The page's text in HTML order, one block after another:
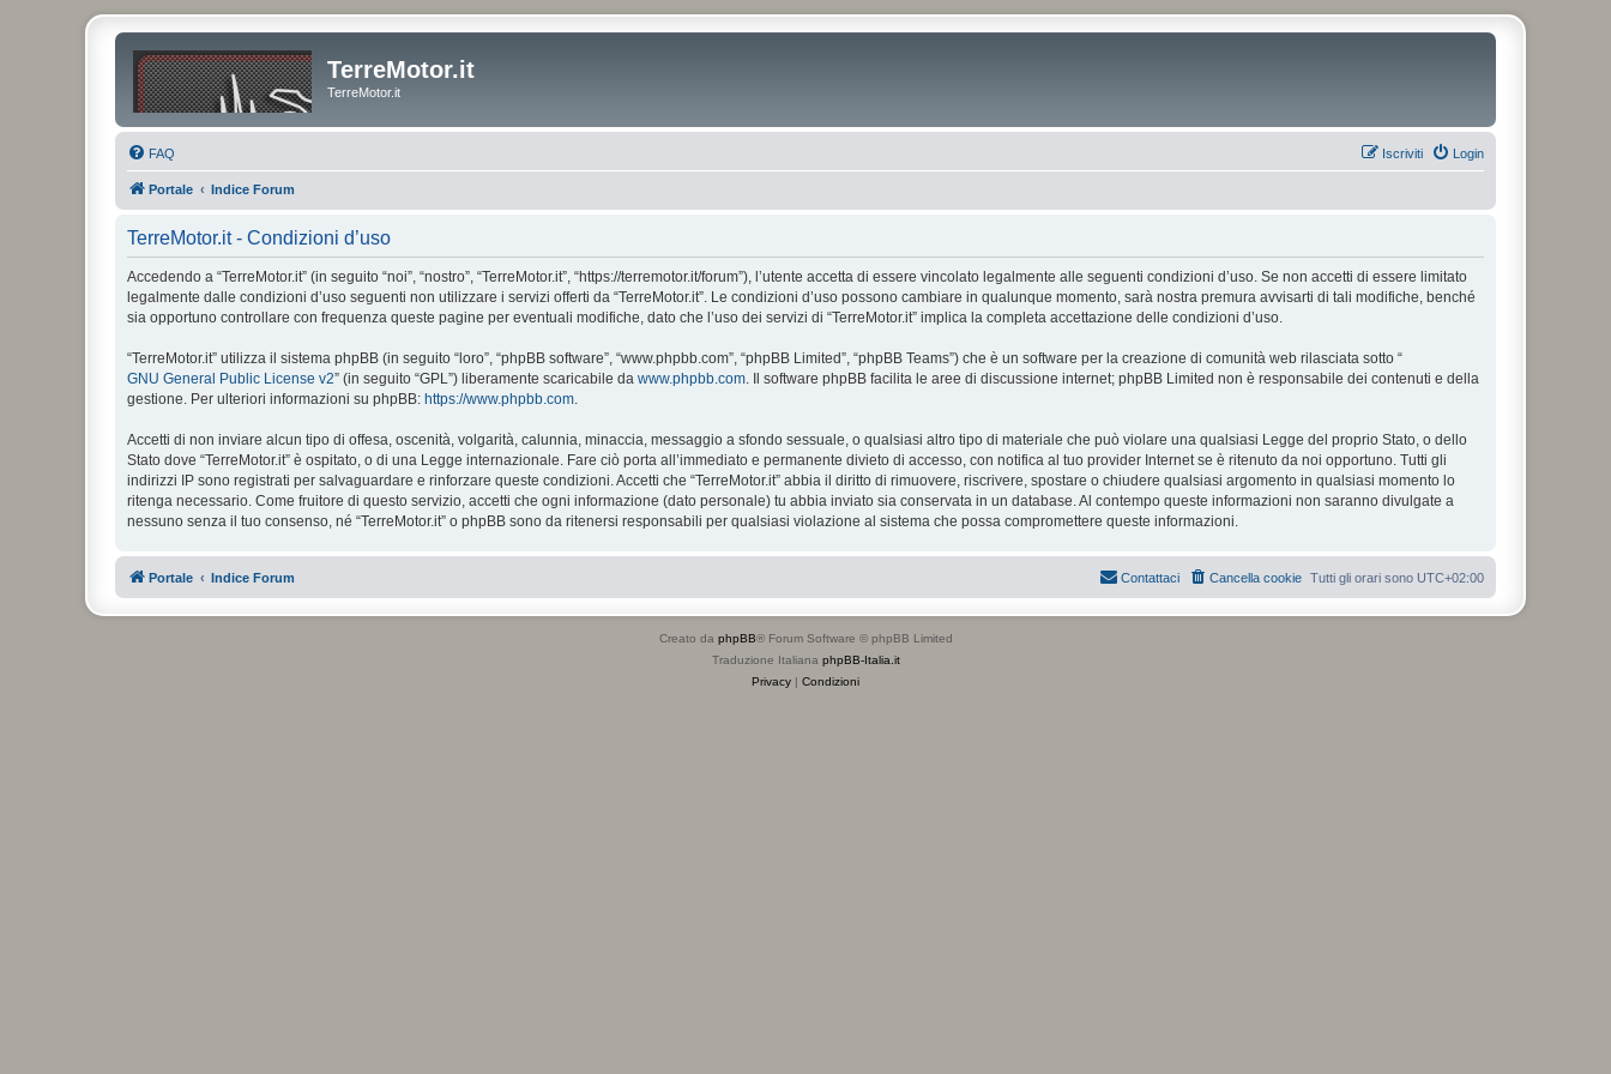
TerreMotor.it
TerreMotor.it
FAQ Login
Iscriviti
Portale Indice Forum
TerreMotor.it - Condizioni d’uso
Accedendo a “TerreMotor.it” (in seguito “noi”, “nostro”, “TerreMotor.it”, “https://terremotor.it/forum”), l’utente accetta di essere vincolato legalmente alle seguenti condizioni d’uso. Se non accetti di essere limitato
legalmente dalle condizioni d’uso seguenti non utilizzare i servizi offerti da “TerreMotor.it”. Le condizioni d’uso possono cambiare in qualunque momento, sarà nostra premura avvisarti di tali modifiche, benché
sia opportuno controllare con frequenza queste pagine per eventuali modifiche, dato che l’uso dei servizi di “TerreMotor.it” implica la completa accettazione delle condizioni d’uso.
“TerreMotor.it” utilizza il sistema phpBB (in seguito “loro”, “phpBB software”, “www.phpbb.com”, “phpBB Limited”, “phpBB Teams”) che è un software per la creazione di comunità web rilasciata sotto “
GNU General Public License v2” (in seguito “GPL”) liberamente scaricabile da www.phpbb.com . Il software phpBB facilita le aree di discussione internet; phpBB Limited non è responsabile dei contenuti e della
gestione. Per ulteriori informazioni su phpBB: https://www.phpbb.com
Accetti di non inviare alcun tipo di offesa, oscenità, volgarità, calunnia, minaccia, messaggio a sfondo sessuale, o qualsiasi altro tipo di materiale che può violare una qualsiasi Legge del proprio Stato, o dello
Stato dove “TerreMotor.it” è ospitato, o di una Legge internazionale. Fare ciò porta all’immediato e permanente divieto di accesso, con notifica al tuo provider Internet se è ritenuto da noi opportuno. Tutti gli
indirizzi IP sono registrati per salvaguardare e rinforzare queste condizioni. Accetti che “TerreMotor.it” abbia il diritto di rimuovere, riscrivere, spostare o chiudere qualsiasi argomento in qualsiasi momento lo
ritenga necessario. Come fruitore di questo servizio, accetti che ogni informazione (dato personale) tu abbia inviato sia conservata in un database. Al contempo queste informazioni non saranno divulgate a
nessuno senza il tuo consenso, né “TerreMotor.it” o phpBB sono da ritenersi responsabili per qualsiasi violazione al sistema che possa compromettere queste informazioni.
Portale Indice Forum Tutti gli orari sono UTC+02:00
Cancella cookie
Contattaci
Creato da phpBB® Forum Software © phpBB Limited
Traduzione Italiana phpBB-Italia.it
Privacy | Condizioni